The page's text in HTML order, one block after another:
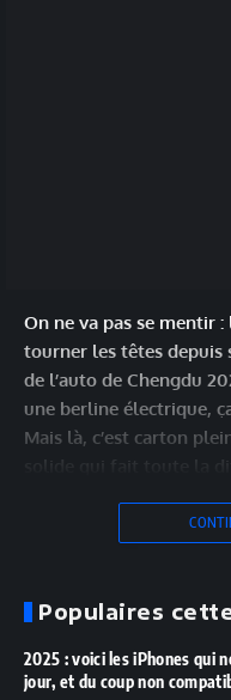
On ne va pas se mentir
tourner les têtes depuis
de l’auto de Chengdu
une berline électrique,
Mais là, c’est carton
Populaires
2025 : voici les iPhones qui
jour, et du coup non